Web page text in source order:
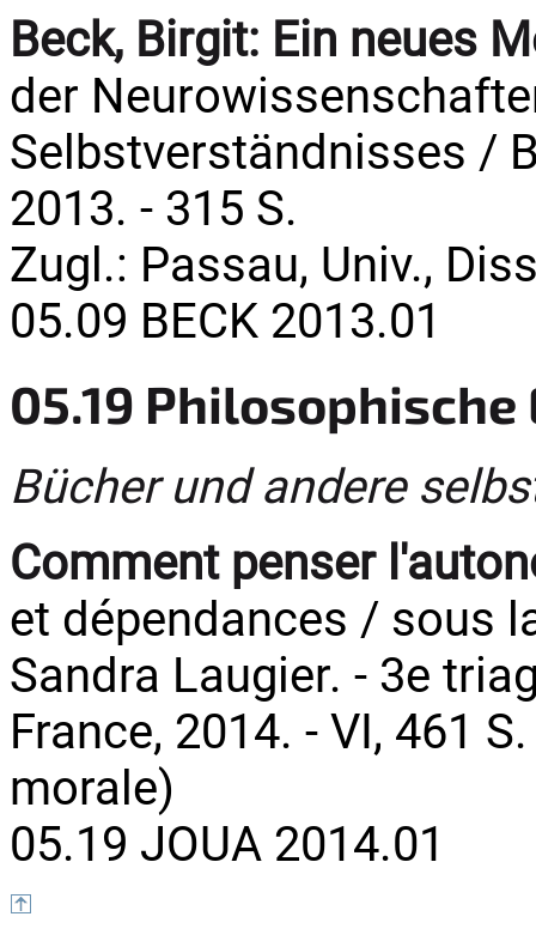
Beck, Birgit: Ein neues
der
Selbstverständnisses /
2013. - 315 S.
Zugl.: Passau, Univ.,
05.09 BECK 2013.01
05.19 Philosophische
Bücher und andere
Comment penser
et dépendances / sous
Sandra Laugier. - 3e
France, 2014. - VI, 461
morale)
05.19 JOUA 2014.01